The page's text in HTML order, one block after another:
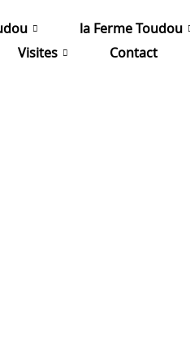
la Ferme Toudou
Visites
Contact